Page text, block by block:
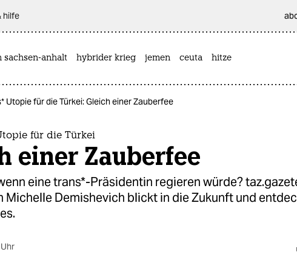
hilfe
sachsen-anhalt hybrider krieg jemen ceuta hitze
Utopie für die Türkei: Gleich einer Zauberfee
für die Türkei
einer Zauberfee
eine trans*-Präsidentin regieren würde?
Michelle Demishevich blickt in die Zukunft und